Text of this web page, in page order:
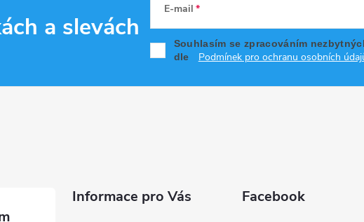
a slevách
E-mail
Souhlasím se zpracováním
dle
Podmínek pro ochranu osobních
Informace pro Vás Facebook